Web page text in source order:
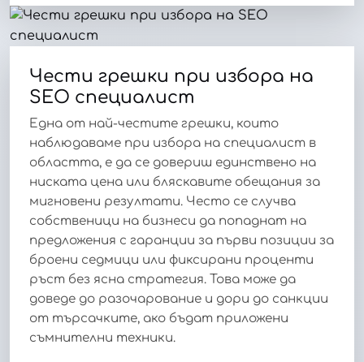
Чести грешки при избора на
SEO специалист
Една от най-честите грешки, които
наблюдаваме при избора на специалист в
областта, е да се довериш единствено на
ниската цена или бляскавите обещания за
мигновени резултати. Често се случва
собственици на бизнеси да попаднат на
предложения с гаранции за първи позиции за
броени седмици или фиксирани проценти
ръст без ясна стратегия. Това може да
доведе до разочарование и дори до санкции
от търсачките, ако бъдат приложени
съмнителни техники.